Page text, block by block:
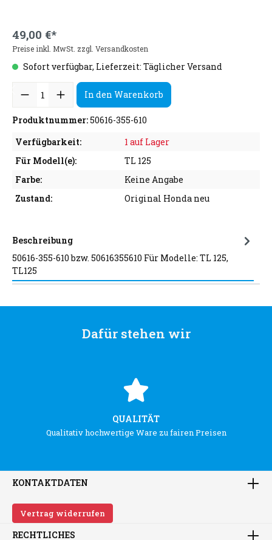
49,00 €*
Preise inkl. MwSt. zzgl. Versandkosten
Sofort verfügbar, Lieferzeit: Täglicher Versand
In den Warenkorb
Produktnummer:50616-355-610
Verfügbarkeit:
1 auf Lager
Für Modell(e):
TL 125
Farbe:
Keine Angabe
Zustand:
Original Honda neu
Beschreibung
50616-355-610 bzw. 50616355610 Für Modelle: TL 125,
TL125
Dafür stehen wir
QUALITÄT
Qualitativ hochwertige Ware zu fairen Preisen
KONTAKTDATEN
Vertrag widerrufen
RECHTLICHES